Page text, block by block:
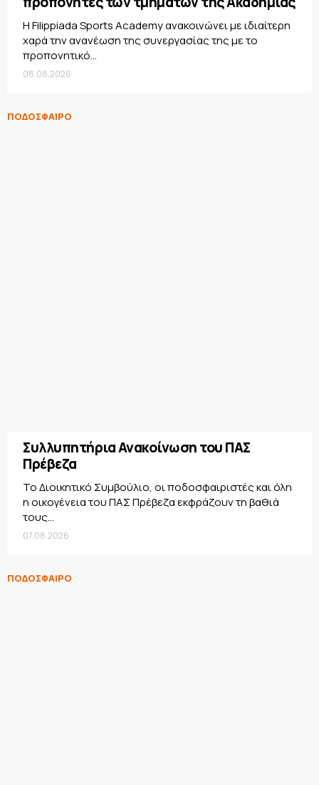
Η Filippiada Sports Academy ανακοινώνει με ιδιαίτερη
χαρά την ανανέωση της συνεργασίας της με το
προπονητικό...
08.08.2026
ΠΟΔΟΣΦΑΙΡΟ
Συλλυπητήρια Ανακοίνωση του ΠΑΣ
Πρέβεζα
Το Διοικητικό Συμβούλιο, οι ποδοσφαιριστές και όλη
η οικογένεια του ΠΑΣ Πρέβεζα εκφράζουν τη βαθιά
τους...
07.08.2026
ΠΟΔΟΣΦΑΙΡΟ